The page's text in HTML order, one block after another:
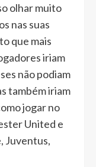
olhar muito
nas suas
que mais
iriam
não podiam
também iriam
jogar no
United e
Juventus,